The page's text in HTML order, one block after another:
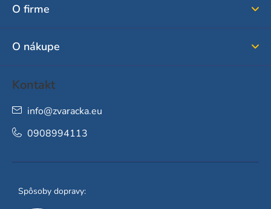
O firme
O nákupe
Kontakt
info@zvaracka.eu
0908994113
Spôsoby dopravy: